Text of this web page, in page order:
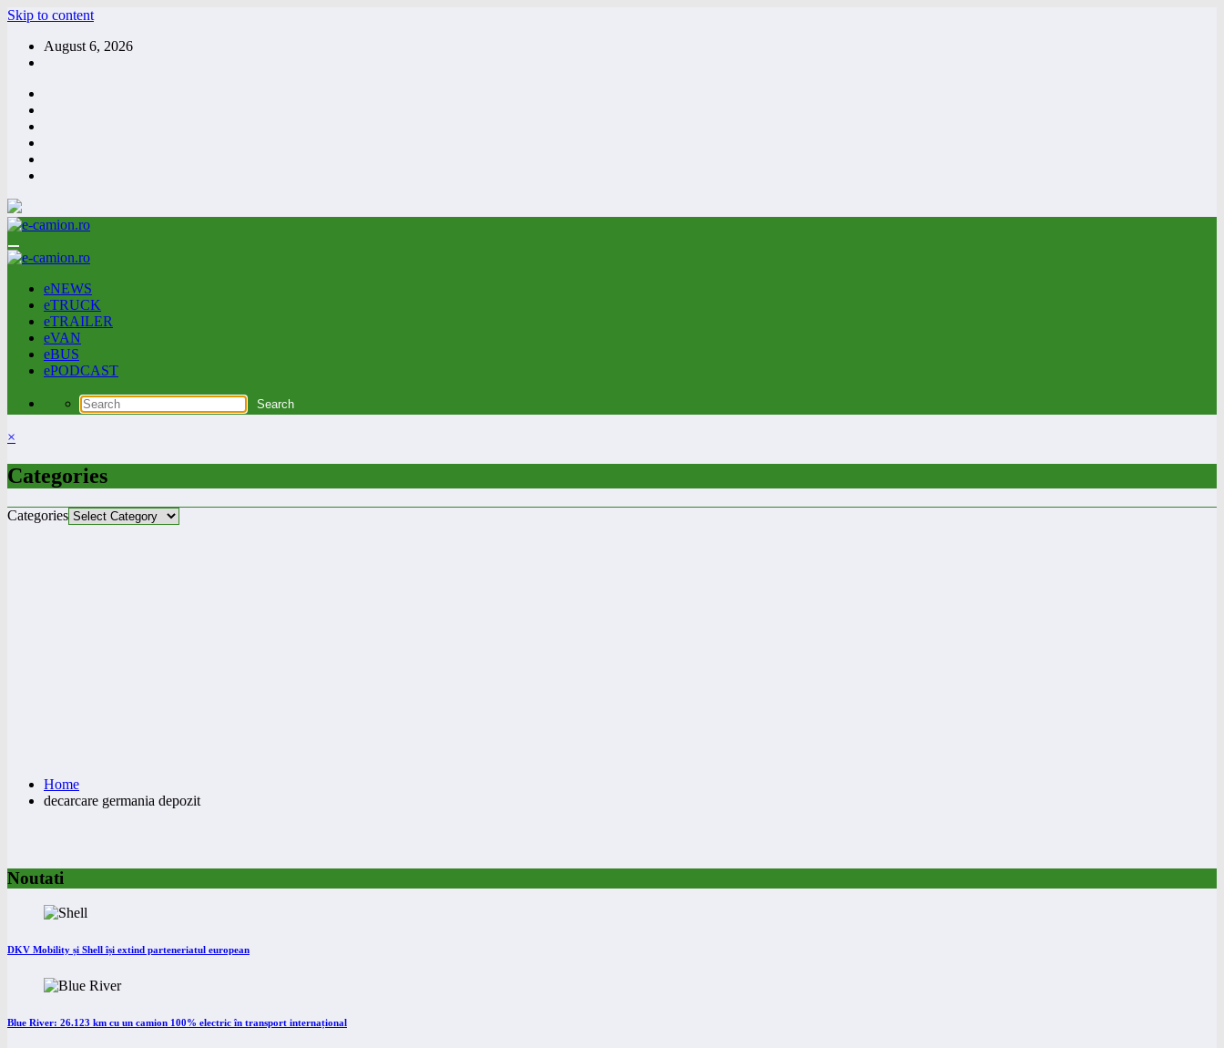
Skip to content
August 6, 2026
eNEWS
eTRUCK
eTRAILER
eVAN
eBUS
ePODCAST
×
Categories
Categories
Home
decarcare germania depozit
Noutati
DKV Mobility și Shell își extind parteneriatul european
Blue River: 26.123 km cu un camion 100% electric în transport internațional